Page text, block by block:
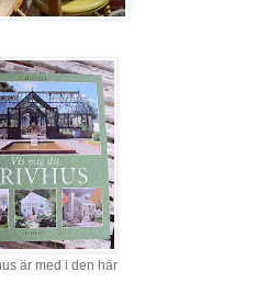
är med i den här